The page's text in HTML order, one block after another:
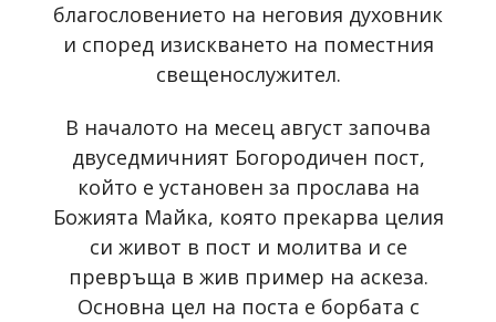
благословението на неговия духовник
и според изискването на поместния
свещенослужител.
В началото на месец август започва
двуседмичният Богородичен пост,
който е установен за прослава на
Божията Майка, която прекарва целия
си живот в пост и молитва и се
превръща в жив пример на аскеза.
Основна цел на поста е борбата с